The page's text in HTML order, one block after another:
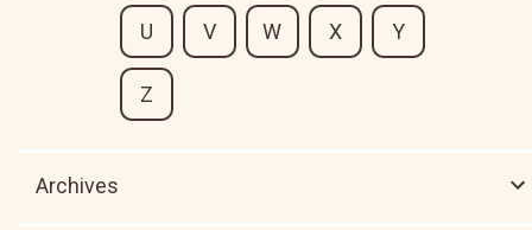
U V W X Y
Z
Archives